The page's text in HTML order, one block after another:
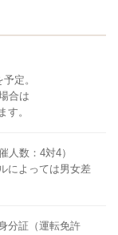
定。
合は
す。
人数：4対4）
によっては男女差
分証（運転免許